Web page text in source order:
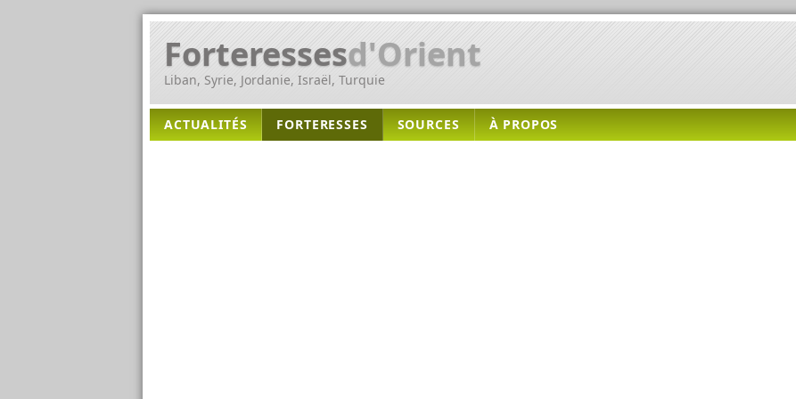
Forteressesd'Orient
Liban, Syrie, Jordanie, Israël, Turquie
ACTUALITÉS FORTERESSES SOURCES À PROPOS